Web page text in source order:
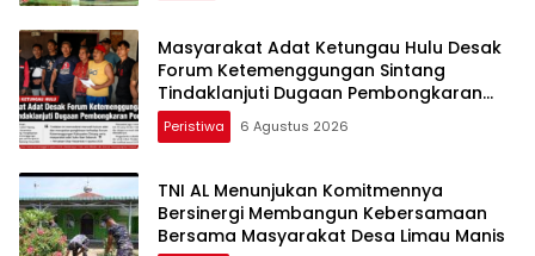
Masyarakat Adat Ketungau Hulu Desak
Forum Ketemenggungan Sintang
Tindaklanjuti Dugaan Pembongkaran
Portal Adat
Peristiwa 6 Agustus 2026
TNI AL Menunjukan Komitmennya
Bersinergi Membangun Kebersamaan
Bersama Masyarakat Desa Limau Manis